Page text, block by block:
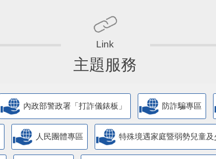
主題服務
內政部警政署「打詐儀錶板」 防詐騙專區
人民團體專區 特殊境遇家庭暨弱勢兒童